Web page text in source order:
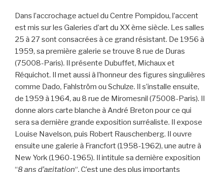
Dans l’accrochage actuel du Centre Pompidou, l’accent
est mis sur les Galeries d’art du XX ème siècle. Les salles
25 à 27 sont consacrées à ce grand résistant. De 1956 à
1959, sa première galerie se trouve 8 rue de Duras
(75008-Paris). Il présente Dubuffet, Michaux et
Réquichot. Il met aussi à l’honneur des figures singulières
comme Dado, Fahlström ou Schulze. Il s’installe ensuite,
de 1959 à 1964, au 8 rue de Miromesnil (75008-Paris). Il
donne alors carte blanche à André Breton pour ce qui
sera sa dernière grande exposition surréaliste. Il expose
Louise Navelson, puis Robert Rauschenberg. Il ouvre
ensuite une galerie à Francfort (1958-1962), une autre à
New York (1960-1965). Il intitule sa dernière exposition
“8 ans d’agitation“. C’est une des plus importants